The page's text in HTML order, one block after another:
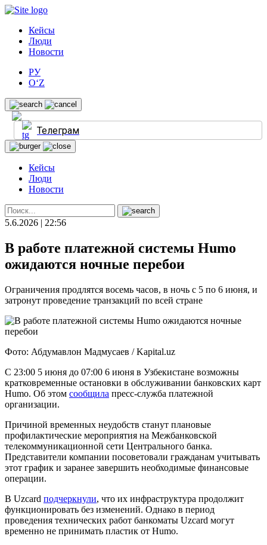
Кейсы
Люди
Новости
РУ
O‘Z
Телеграм
Кейсы
Люди
Новости
5.6.2026 | 22:56
В работе платежной системы Humo
ожидаются ночные перебои
Ограничения продлятся восемь часов, в ночь с 5 по 6 июня, и
затронут проведение транзакций по всей стране
Фото: Абдумавлон Мадмусаев / Kapital.uz
С 23:00 5 июня до 07:00 6 июня в Узбекистане возможны
кратковременные остановки в обслуживании банковских карт
Humo. Об этом сообщила пресс-служба платежной
организации.
Причиной временных неудобств станут плановые
профилактические мероприятия на Межбанковской
телекоммуникационной сети Центрального банка.
Представители компании посоветовали гражданам учитывать
этот график и заранее завершить необходимые финансовые
операции.
В Uzcard подчеркнули, что их инфраструктура продолжит
функционировать без изменений. Однако в период
проведения технических работ банкоматы Uzcard могут
временно не принимать пластик от Humo.